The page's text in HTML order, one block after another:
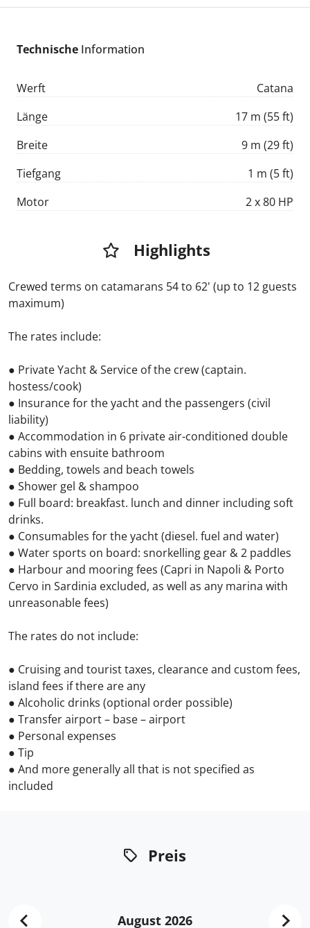
Technische Information
Werft
Catana
Länge
17 m (55 ft)
Breite
9 m (29 ft)
Tiefgang
1 m (5 ft)
Motor
2 x 80 HP
Highlights
Crewed terms on catamarans 54 to 62' (up to 12 guests
maximum)
The rates include:
● Private Yacht & Service of the crew (captain.
hostess/cook)
● Insurance for the yacht and the passengers (civil
liability)
● Accommodation in 6 private air-conditioned double
cabins with ensuite bathroom
● Bedding, towels and beach towels
● Shower gel & shampoo
● Full board: breakfast. lunch and dinner including soft
drinks.
● Consumables for the yacht (diesel. fuel and water)
● Water sports on board: snorkelling gear & 2 paddles
● Harbour and mooring fees (Capri in Napoli & Porto
Cervo in Sardinia excluded, as well as any marina with
unreasonable fees)
The rates do not include:
● Cruising and tourist taxes, clearance and custom fees,
island fees if there are any
● Alcoholic drinks (optional order possible)
● Transfer airport – base – airport
● Personal expenses
● Tip
● And more generally all that is not specified as
included
Preis
August 2026